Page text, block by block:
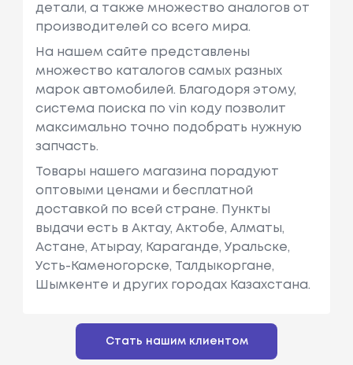
детали, а также множество аналогов от
производителей со всего мира.
На нашем сайте представлены
множество каталогов самых разных
марок автомобилей. Благодоря этому,
система поиска по vin коду позволит
максимально точно подобрать нужную
запчасть.
Товары нашего магазина порадуют
оптовыми ценами и бесплатной
доставкой по всей стране. Пункты
выдачи есть в Актау, Актобе, Алматы,
Астане, Атырау, Караганде, Уральске,
Усть-Каменогорске, Талдыкоргане,
Шымкенте и других городах Казахстана.
Стать нашим клиентом